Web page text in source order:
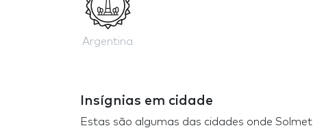
Argentina
Insígnias em cidade
Estas são algumas das cidades onde